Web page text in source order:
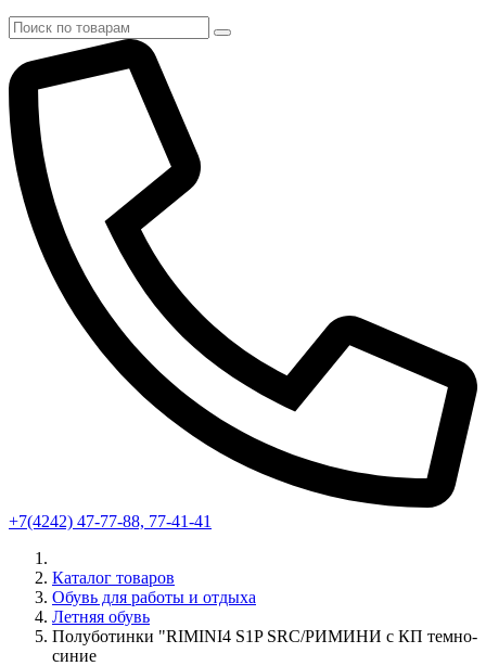
+7(4242) 47-77-88, 77-41-41
Каталог товаров
Обувь для работы и отдыха
Летняя обувь
Полуботинки "RIMINI4 S1P SRC/РИМИНИ с КП темно-
синие